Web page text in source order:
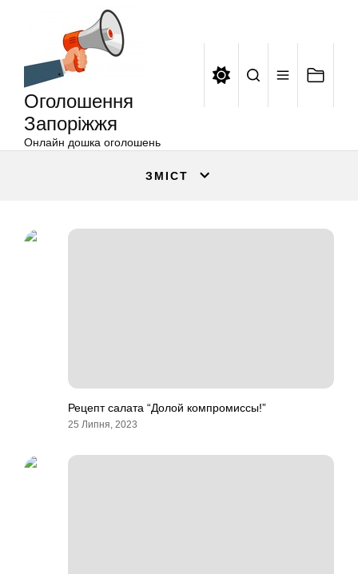
Оголошення
Запоріжжя
Онлайн дошка оголошень
ЗМІСТ
Рецепт салата “Долой компромиссы!”
25 Липня, 2023